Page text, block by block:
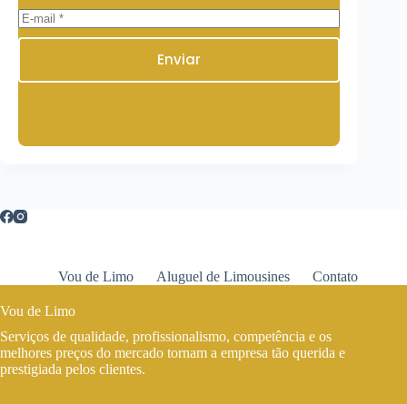
Enviar
Vou de Limo Aluguel de Limousines Contato
Vou de Limo
Serviços de qualidade, profissionalismo, competência e os
melhores preços do mercado tornam a empresa tão querida e
prestigiada pelos clientes.